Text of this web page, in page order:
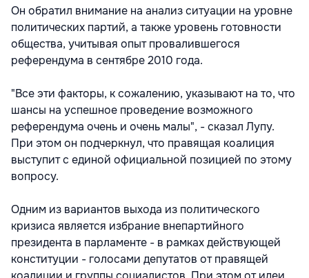
Он обратил внимание на анализ ситуации на уровне
политических партий, а также уровень готовности
общества, учитывая опыт провалившегося
референдума в сентябре 2010 года.
"Все эти факторы, к сожалению, указывают на то, что
шансы на успешное проведение возможного
референдума очень и очень малы", - сказал Лупу.
При этом он подчеркнул, что правящая коалиция
выступит с единой официальной позицией по этому
вопросу.
Одним из вариантов выхода из политического
кризиса является избрание внепартийного
президента в парламенте - в рамках действующей
конституции - голосами депутатов от правящей